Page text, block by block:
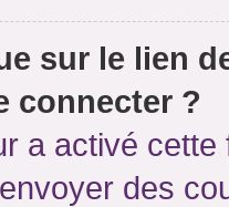
sur le lien
connecter ?
a activé
des